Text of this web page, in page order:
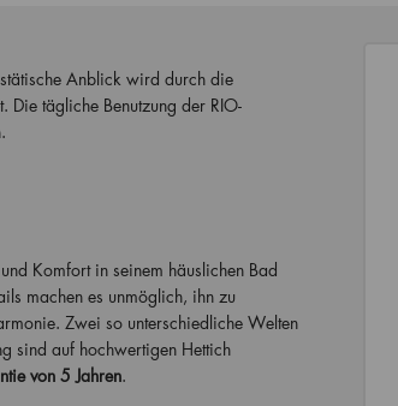
Anblick wird durch die
Die tägliche Benutzung der RIO-
Komfort in seinem häuslichen Bad
machen es unmöglich, ihn zu
Zwei so unterschiedliche Welten
sind auf hochwertigen Hettich
von 5 Jahren.